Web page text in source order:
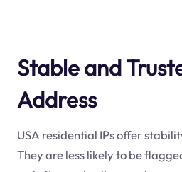
Stable and
Address
USA residential IPs offer
They are less likely to be